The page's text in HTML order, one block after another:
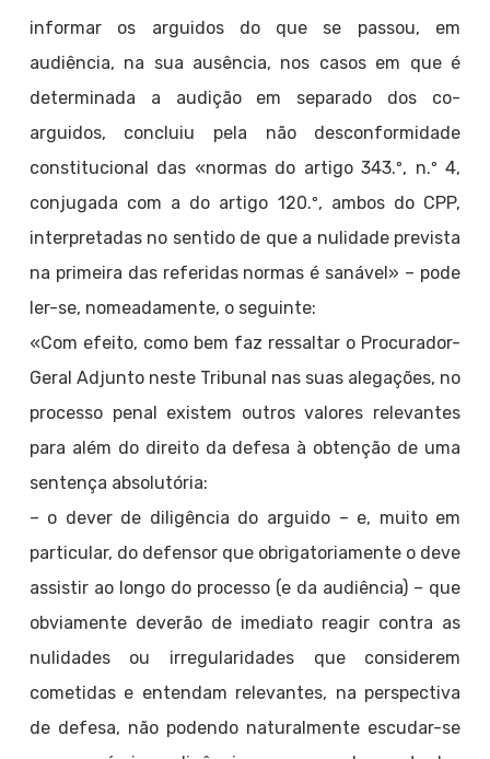
informar os arguidos do que se passou, em
audiência, na sua ausência, nos casos em que é
determinada a audição em separado dos co-
arguidos, concluiu pela não desconformidade
constitucional das «normas do artigo 343.º, n.º 4,
conjugada com a do artigo 120.º, ambos do CPP,
interpretadas no sentido de que a nulidade prevista
na primeira das referidas normas é sanável» – pode
ler-se, nomeadamente, o seguinte:
«Com efeito, como bem faz ressaltar o Procurador-
Geral Adjunto neste Tribunal nas suas alegações, no
processo penal existem outros valores relevantes
para além do direito da defesa à obtenção de uma
sentença absolutória:
– o dever de diligência do arguido – e, muito em
particular, do defensor que obrigatoriamente o deve
assistir ao longo do processo (e da audiência) – que
obviamente deverão de imediato reagir contra as
nulidades ou irregularidades que considerem
cometidas e entendam relevantes, na perspectiva
de defesa, não podendo naturalmente escudar-se